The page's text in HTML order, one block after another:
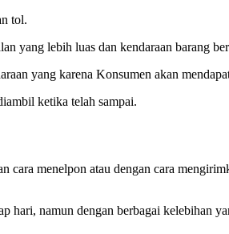
tol.
yang lebih luas dan kendaraan barang
yang karena Konsumen akan
ketika telah sampai.
menelpon atau dengan cara
hari, namun dengan berbagai kelebihan